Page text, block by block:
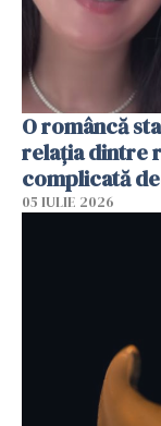
O româncă
relația dintre
complicată
05 IULIE 2026